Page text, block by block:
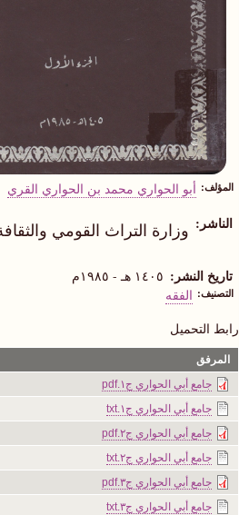
المؤلف أبو الحواري محمد بن الحواري القري
الناشر وزارة التراث القومي
تاريخ النشر ١٤٠٥ هـ - ١٩٨٥م
التصنيف الفقه
رابط التحميل
المرفق
جامع أبي الحواري ج١.pdf
جامع أبي الحواري ج١.txt
جامع أبي الحواري ج٢.pdf
جامع أبي الحواري ج٢.txt
جامع أبي الحواري ج٣.pdf
جامع أبي الحواري ج٣.txt